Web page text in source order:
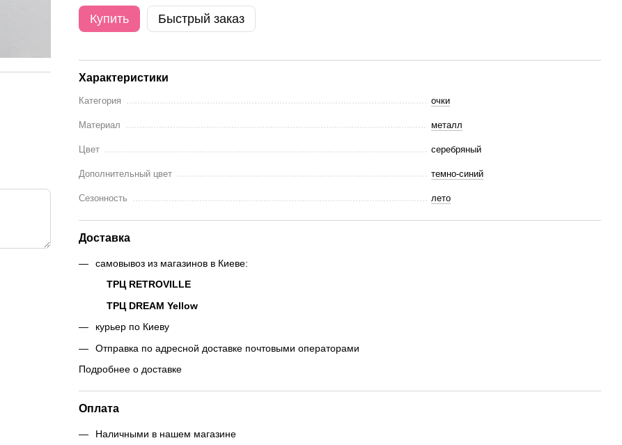
Купить Быстрый заказ
Характеристики
Категория очки
Материал металл
Цвет серебряный
Дополнительный цвет темно-синий
Сезонность лето
Доставка
самовывоз из магазинов в Киеве:
ТРЦ RETROVILLE
ТРЦ DREAM Yellow
курьер по Киеву
Отправка по адресной доставке почтовыми операторами
Подробнее о доставке
Оплата
Наличными в нашем магазине